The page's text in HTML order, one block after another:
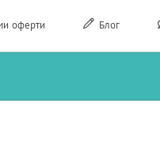
оферти Блог